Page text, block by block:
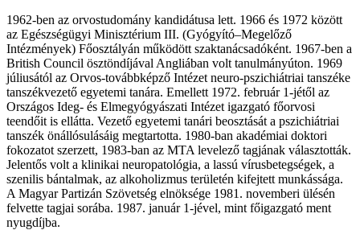
1962-ben az orvostudomány kandidátusa lett. 1966 és 1972 között
az Egészségügyi Minisztérium III. (Gyógyító–Megelőző
Intézmények) Főosztályán működött szaktanácsadóként. 1967-ben a
British Council ösztöndíjával Angliában volt tanulmányúton. 1969
júliusától az Orvos-továbbképző Intézet neuro-pszichiátriai tanszéke
tanszékvezető egyetemi tanára. Emellett 1972. február 1-jétől az
Országos Ideg- és Elmegyógyászati Intézet igazgató főorvosi
teendőit is ellátta. Vezető egyetemi tanári beosztását a pszichiátriai
tanszék önállósulásáig megtartotta. 1980-ban akadémiai doktori
fokozatot szerzett, 1983-ban az MTA levelező tagjának választották.
Jelentős volt a klinikai neuropatológia, a lassú vírusbetegségek, a
szenilis bántalmak, az alkoholizmus területén kifejtett munkássága.
A Magyar Partizán Szövetség elnöksége 1981. novemberi ülésén
felvette tagjai sorába. 1987. január 1-jével, mint főigazgató ment
nyugdíjba.